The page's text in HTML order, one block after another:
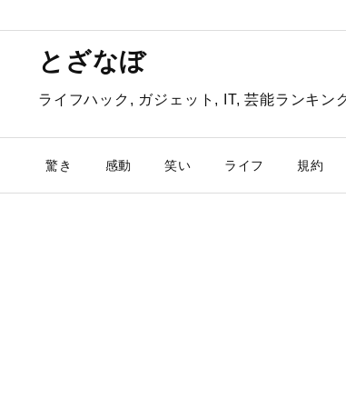
とざなぼ
ライフハック, ガジェット, IT, 芸能ランキン
驚き 感動 笑い ライフ 規約